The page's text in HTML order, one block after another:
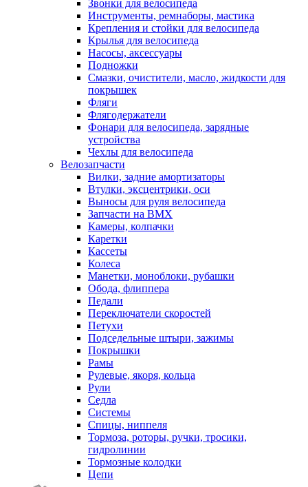
Звонки для велосипеда
Инструменты, ремнаборы, мастика
Крепления и стойки для велосипеда
Крылья для велосипеда
Насосы, аксессуары
Подножки
Смазки, очистители, масло, жидкости для
покрышек
Фляги
Флягодержатели
Фонари для велосипеда, зарядные
устройства
Чехлы для велосипеда
Велозапчасти
Вилки, задние амортизаторы
Втулки, эксцентрики, оси
Выносы для руля велосипеда
Запчасти на BMX
Камеры, колпачки
Каретки
Кассеты
Колеса
Манетки, моноблоки, рубашки
Обода, флиппера
Педали
Переключатели скоростей
Петухи
Подседельные штыри, зажимы
Покрышки
Рамы
Рулевые, якоря, кольца
Рули
Седла
Системы
Спицы, ниппеля
Тормоза, роторы, ручки, тросики,
гидролинии
Тормозные колодки
Цепи